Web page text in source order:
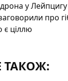
дрона у
про
ціллю
ТАКОЖ: